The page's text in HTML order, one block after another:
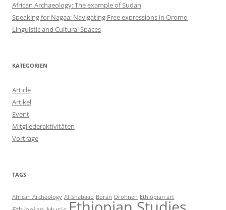
African Archaeology: The example of Sudan
Speaking for Nagaa: Navigating Free expressions in Oromo
Linguistic and Cultural Spaces
KATEGORIEN
Article
Artikel
Event
Mitgliederaktivitäten
Vorträge
TAGS
African Archeology Al-Shabaab Boran Drohnen Ethiopian art